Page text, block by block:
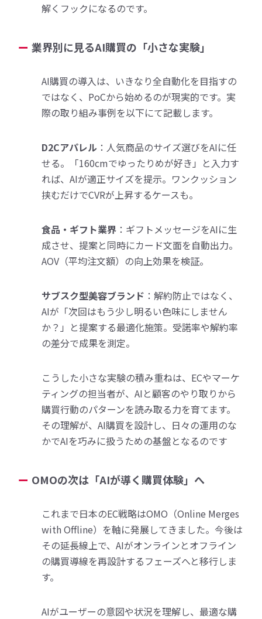
解くフックになるのです。
業界別に見るAI購買の「小さな実験」
AI購買の導入は、いきなり全自動化を目指すの
ではなく、PoCから始めるのが現実的です。実
際の取り組み事例を以下にて記載します。
D2Cアパレル ：人気商品のサイズ選びをAIに任
せる。「160cmでゆったりめが好き」と入力す
れば、AIが適正サイズを提示。ワンクッション
挟むだけでCVRが上昇するケースも。
食品・ギフト業界 ：ギフトメッセージをAIに生
成させ、提案と同時にカード文面を自動出力。
AOV（平均注文額）の向上効果を検証。
サブスク型美容ブランド ：解約防止ではなく、
AIが「次回はもう少し明るい色味にしません
か？」と提案する最適化施策。受諾率や解約率
の差分で成果を測定。
こうした小さな実験の積み重ねは、ECやマーケ
ティングの担当者が、AIと顧客のやり取りから
購買行動のパターンを読み取る力を育てます。
その理解が、AI購買を設計し、日々の運用のな
かでAIを巧みに扱うための基盤となるのです
OMOの次は「AIが導く購買体験」へ
これまで日本のEC戦略はOMO（Online Merges
with Offline）を軸に発展してきました。今後は
その延長線上で、AIがオンラインとオフライン
の購買導線を再設計するフェーズへと移行しま
す。
AIがユーザーの意図や状況を理解し、最適な購